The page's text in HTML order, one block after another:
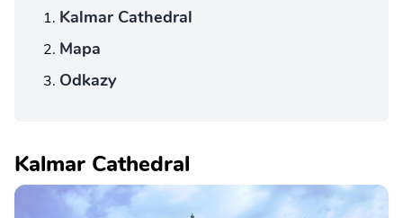
Kalmar Cathedral
Mapa
Odkazy
Kalmar Cathedral